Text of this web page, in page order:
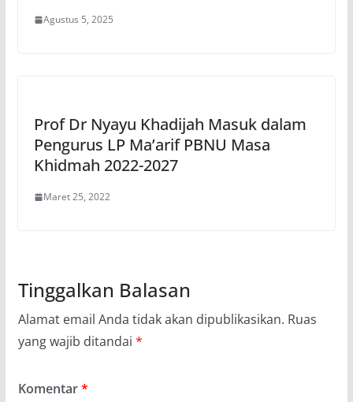
Agustus 5, 2025
Prof Dr Nyayu Khadijah Masuk dalam
Pengurus LP Ma’arif PBNU Masa
Khidmah 2022-2027
Maret 25, 2022
Tinggalkan Balasan
Alamat email Anda tidak akan dipublikasikan. Ruas
yang wajib ditandai *
Komentar*